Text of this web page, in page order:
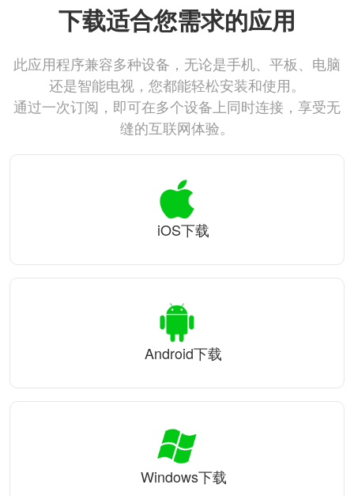
下载适合您需求的应用
此应用程序兼容多种设备，无论是手机、平板、电脑
还是智能电视，您都能轻松安装和使用。
通过一次订阅，即可在多个设备上同时连接，享受无
缝的互联网体验。
iOS下载
Android下载
Windows下载